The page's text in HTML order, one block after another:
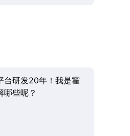
台研发20年！我是霍
哪些呢？